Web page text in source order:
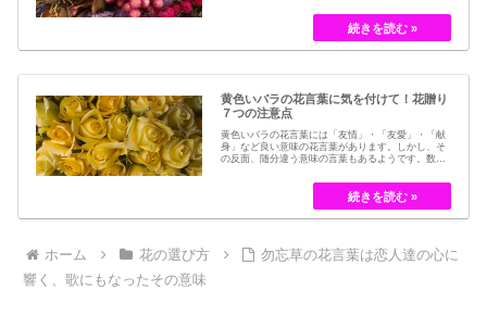
とつです。結婚式のブーケなどに使われた花など、
今では押し花のサービスが有名ですが、昔はドライ
フラワーでも保存されてきました。30代以降の…
黄色いバラの花言葉に気を付けて！花贈り
７つの注意点
黄色いバラの花言葉には「友情」・「友愛」・「献
身」など良い意味の花言葉があります。しかし、そ
の反面、随分違う意味の言葉もあるようです。数多
ローズである「ハイブリット・ティー」の中には、
黄色のバラというのは、存在していませんでした。
しかし、フランスの園芸家ジョセフ・ペルネ＝デ…
ホーム 花の選び方
勿忘草の花言葉は恋人達の心に
響く、歌にもなったその意味